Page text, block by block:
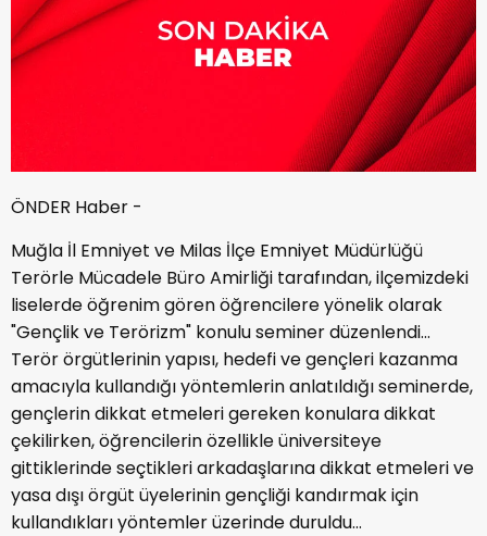
ÖNDER Haber -
Muğla İl Emniyet ve Milas İlçe Emniyet Müdürlüğü
Terörle Mücadele Büro Amirliği tarafından, ilçemizdeki
liselerde öğrenim gören öğrencilere yönelik olarak
"Gençlik ve Terörizm" konulu seminer düzenlendi…
Terör örgütlerinin yapısı, hedefi ve gençleri kazanma
amacıyla kullandığı yöntemlerin anlatıldığı seminerde,
gençlerin dikkat etmeleri gereken konulara dikkat
çekilirken, öğrencilerin özellikle üniversiteye
gittiklerinde seçtikleri arkadaşlarına dikkat etmeleri ve
yasa dışı örgüt üyelerinin gençliği kandırmak için
kullandıkları yöntemler üzerinde duruldu…